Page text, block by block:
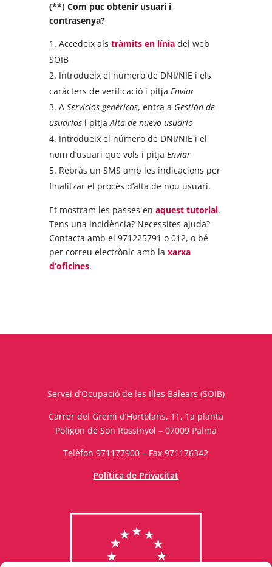
(**) Com puc obtenir usuari i
contrasenya?
Accedeix als tràmits en líniadel web
SOIB
Introdueix el número de DNI/NIE i els
caràcters de verificació i pitja Enviar
A Servicios genéricos, entra a Gestión de
usuariosi pitjaAlta de nuevo usuario
Introdueix el número de DNI/NIE i el
nom d’usuari que vols i pitja Enviar
Rebràs un SMS amb les indicacions per
finalitzar el procés d’alta de nou usuari.
Et mostram les passes en aquest tutorial.
Tens una incidència? Necessites ajuda?
Contacta amb el 971225791 o 012, o bé
per correu electrònic amb la xarxa
d’oficines.
Servei d’Ocupació de les Illes Balears (SOIB)
Carrer del Gremi d’Hortolans, 11, 1a planta
Polígon de Son Rossinyol – 07009 Palma
Telèfon 971177900 – Fax 971176342
Política de Privacitat